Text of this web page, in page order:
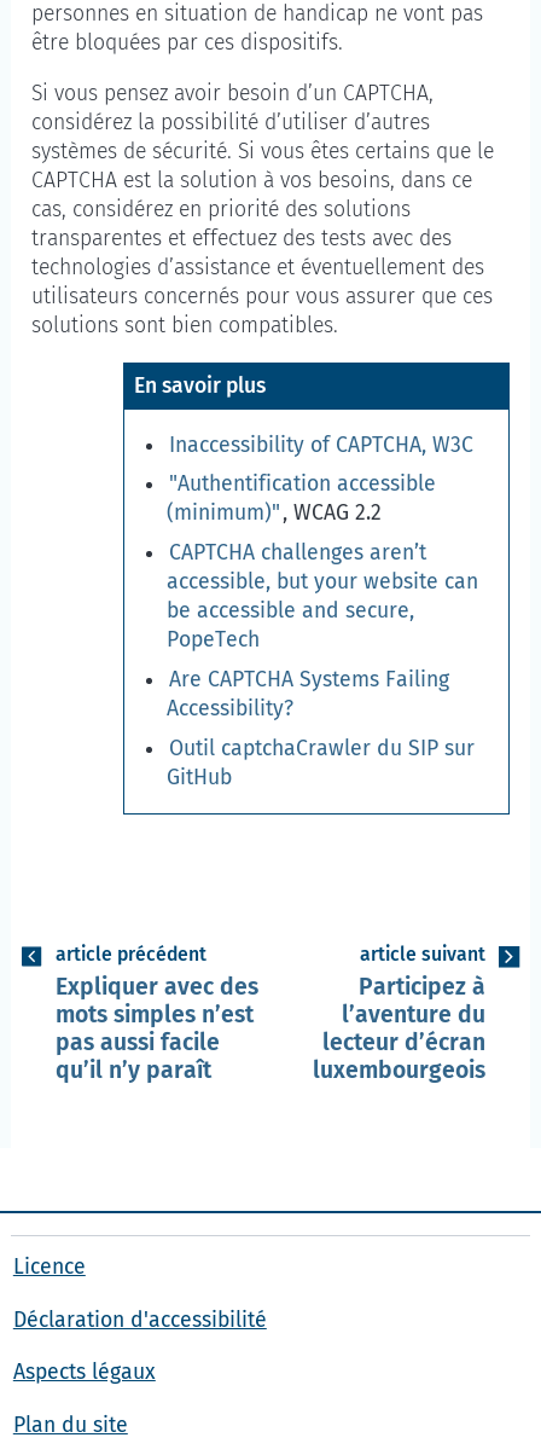
personnes en situation de handicap ne vont pas
être bloquées par ces dispositifs.
Si vous pensez avoir besoin d’un CAPTCHA,
considérez la possibilité d’utiliser d’autres
systèmes de sécurité. Si vous êtes certains que le
CAPTCHA est la solution à vos besoins, dans ce
cas, considérez en priorité des solutions
transparentes et effectuez des tests avec des
technologies d’assistance et éventuellement des
utilisateurs concernés pour vous assurer que ces
solutions sont bien compatibles.
En savoir plus
Inaccessibility of CAPTCHA, W3C
"Authentification accessible
(minimum)", WCAG 2.2
CAPTCHA challenges aren’t
accessible, but your website can
be accessible and secure,
PopeTech
Are CAPTCHA Systems Failing
Accessibility?
Outil captchaCrawler du SIP sur
GitHub
article précédent
Expliquer avec des
mots simples n’est
pas aussi facile
qu’il n’y paraît
article suivant
Participez à
l’aventure du
lecteur d’écran
luxembourgeois
Licence
Déclaration d'accessibilité
Aspects légaux
Plan du site